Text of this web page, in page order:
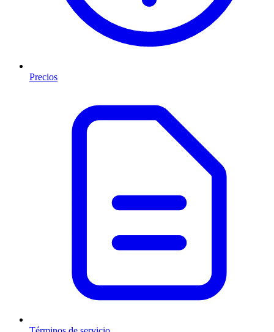
Precios